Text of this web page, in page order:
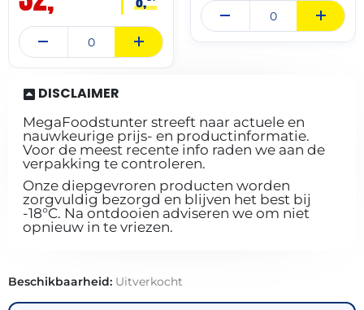
DISCLAIMER
MegaFoodstunter streeft naar actuele en
nauwkeurige prijs- en productinformatie.
Voor de meest recente info raden we aan de
verpakking te controleren.
Onze diepgevroren producten worden
zorgvuldig bezorgd en blijven het best bij
-18°C. Na ontdooien adviseren we om niet
opnieuw in te vriezen.
Beschikbaarheid: Uitverkocht